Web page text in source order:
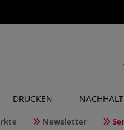
DRUCKEN
Newsletter